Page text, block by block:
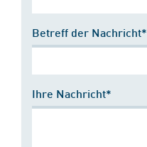
Betreff der Nachricht*
Ihre Nachricht*